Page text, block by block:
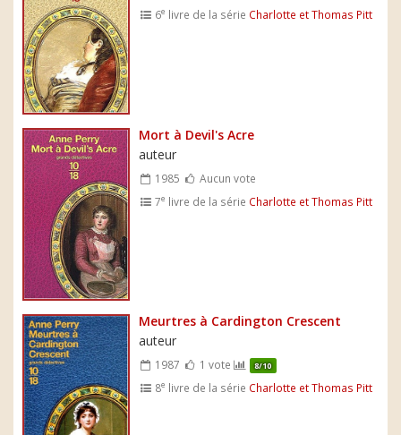
6e livre de la série Charlotte et Thomas Pitt
Mort à Devil's Acre
auteur
1985
Aucun vote
7e livre de la série Charlotte et Thomas Pitt
Meurtres à Cardington Crescent
auteur
1987 1 vote 8/10
8e livre de la série Charlotte et Thomas Pitt